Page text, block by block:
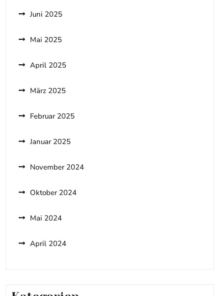
Juni 2025
Mai 2025
April 2025
März 2025
Februar 2025
Januar 2025
November 2024
Oktober 2024
Mai 2024
April 2024